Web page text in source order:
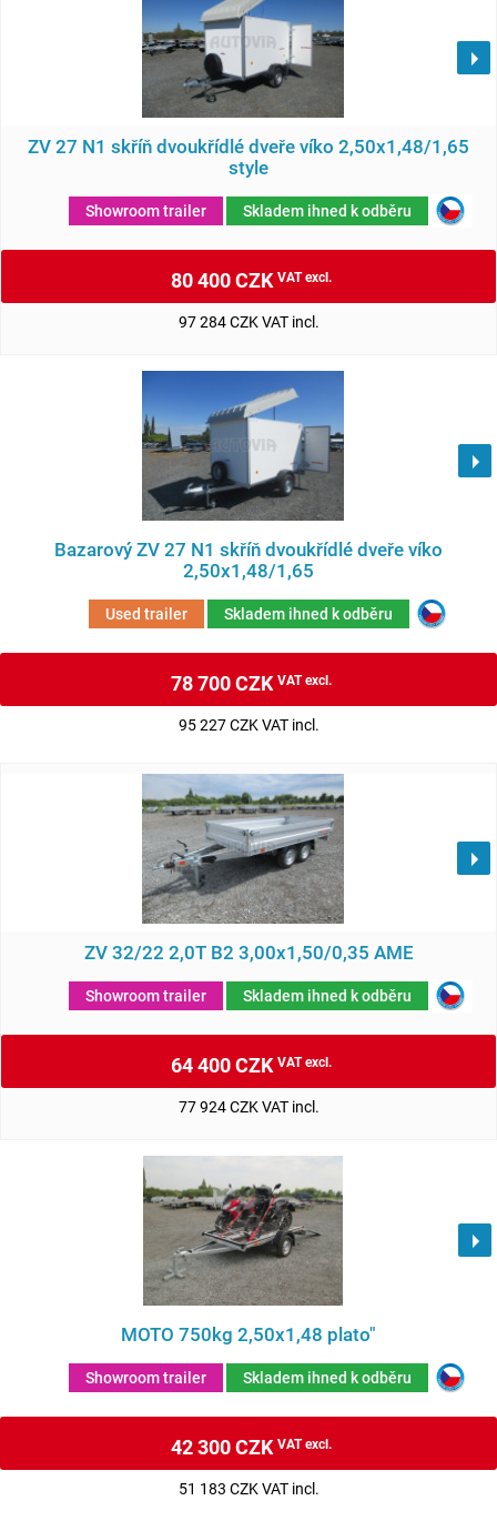
ZV 27 N1 skříň dvoukřídlé dveře víko 2,50x1,48/1,65
style
Showroom trailer Skladem ihned k odběru
80 400 CZKVAT excl.
97 284 CZK VAT incl.
Bazarový ZV 27 N1 skříň dvoukřídlé dveře víko
2,50x1,48/1,65
Used trailer Skladem ihned k odběru
78 700 CZKVAT excl.
95 227 CZK VAT incl.
ZV 32/22 2,0T B2 3,00x1,50/0,35 AME
Showroom trailer Skladem ihned k odběru
64 400 CZKVAT excl.
77 924 CZK VAT incl.
MOTO 750kg 2,50x1,48 plato"
Showroom trailer Skladem ihned k odběru
42 300 CZKVAT excl.
51 183 CZK VAT incl.